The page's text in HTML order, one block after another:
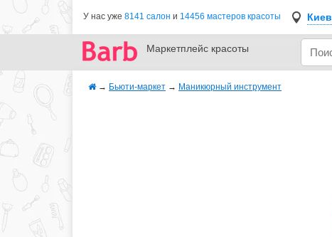
У нас уже 8141 салон и 14456 мастеров красоты Киев
Маркетплейс красоты
→ Бьюти-маркет → Маникюрный инструмент